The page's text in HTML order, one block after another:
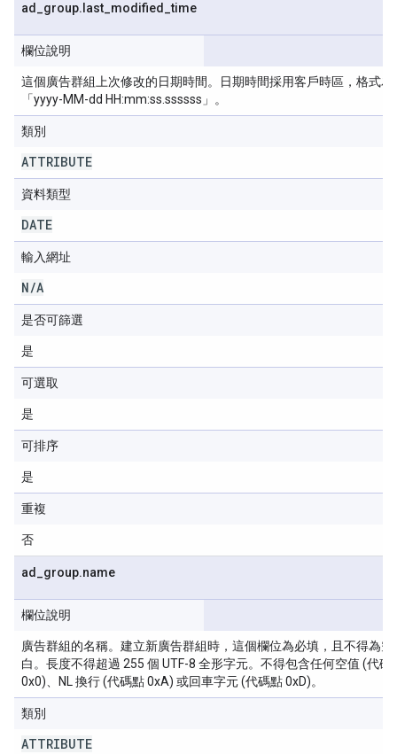
ad group. last modified _time
欄位說明
這個廣告群組上次修改的日期時間。日期時間採用客戶時區，格式為
「yyyy-MM-dd HH:mm:ss.ssssss」。
類別
ATTRIBUTE
資料類型
DATE
輸入網址
N/A
是否可篩選
是
可選取
是
可排序
是
重複
否
ad group.name
欄位說明
廣告群組的名稱。建立新廣告群組時，這個欄位為必填，且不得為空
白。長度不得超過 255 個 UTF-8 全形字元。不得包含任何空值 (代碼
0x0)、NL 換行 (代碼點 0xA) 或回車字元 (代碼點 0xD)。
類別
ATTRIBUTE